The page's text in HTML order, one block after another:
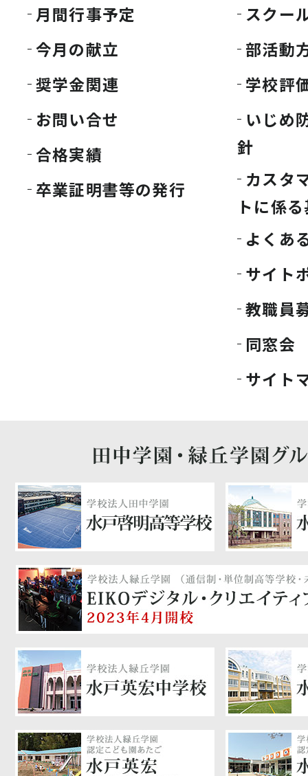
月間行事予定
今月の献立
奨学金関連
お問い合せ
合格実績
卒業証明書等の発行
スクー
部活動
学校評
いじめ
針
カスタ
トに係
よくあ
サイト
教職員
同窓会
サイト